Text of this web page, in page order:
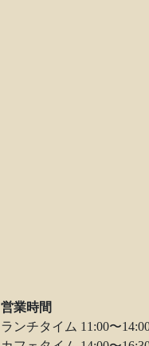
営業時間
ランチタイム 11:00〜